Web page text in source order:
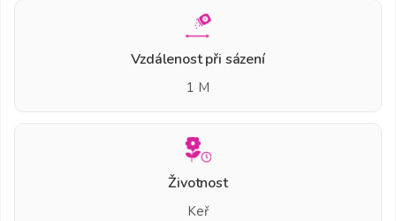
Vzdálenost při sázení
1 M
Životnost
Keř